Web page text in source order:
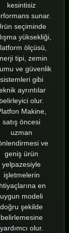
kesintisiz
sunar.
seçiminde
yüksekliği,
ölçüsü,
tipi, zemin
ve güvenlik
sistemleri gibi
ayrıntılar
belirleyici olur.
Makine,
satış öncesi
uzman
ve
geniş ürün
yelpazesiyle
işletmelerin
en
uygun modeli
doğru şekilde
belirlemesine
yardımcı olur.